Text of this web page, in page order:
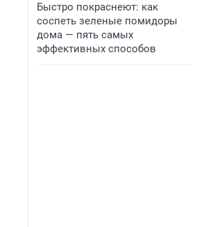
Быстро покраснеют: как
соспеть зеленые помидоры
дома — пять самых
эффективных способов